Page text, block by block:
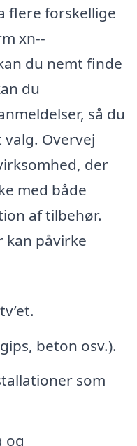
flere forskellige
xn--
du nemt finde
du
så du
Overvej
der
med både
af tilbehør.
kan påvirke
beton osv.).
som
og